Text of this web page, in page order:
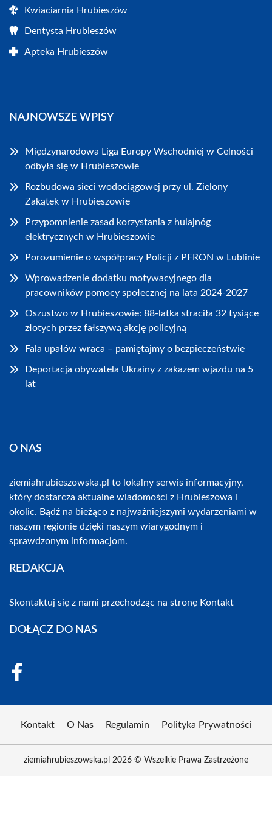
Kwiaciarnia Hrubieszów
Dentysta Hrubieszów
Apteka Hrubieszów
NAJNOWSZE WPISY
Międzynarodowa Liga Europy Wschodniej w Celności
odbyła się w Hrubieszowie
Rozbudowa sieci wodociągowej przy ul. Zielony
Zakątek w Hrubieszowie
Przypomnienie zasad korzystania z hulajnóg
elektrycznych w Hrubieszowie
Porozumienie o współpracy Policji z PFRON w Lublinie
Wprowadzenie dodatku motywacyjnego dla
pracowników pomocy społecznej na lata 2024-2027
Oszustwo w Hrubieszowie: 88-latka straciła 32 tysiące
złotych przez fałszywą akcję policyjną
Fala upałów wraca – pamiętajmy o bezpieczeństwie
Deportacja obywatela Ukrainy z zakazem wjazdu na 5
lat
O NAS
ziemiahrubieszowska.pl to lokalny serwis informacyjny,
który dostarcza aktualne wiadomości z Hrubieszowa i
okolic. Bądź na bieżąco z najważniejszymi wydarzeniami w
naszym regionie dzięki naszym wiarygodnym i
sprawdzonym informacjom.
REDAKCJA
Skontaktuj się z nami przechodząc na stronę Kontakt
DOŁĄCZ DO NAS
Kontakt O Nas Regulamin Polityka Prywatności
ziemiahrubieszowska.pl 2026 © Wszelkie Prawa Zastrzeżone